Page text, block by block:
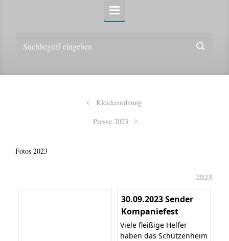
Kleiderordnung
Presse 2023
Fotos 2023
2023
30.09.2023 Sender
Kompaniefest
Viele fleißige Helfer
haben das Schützenheim